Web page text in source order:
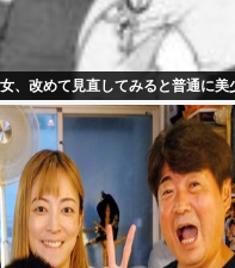
、改めて見直してみると普通に美